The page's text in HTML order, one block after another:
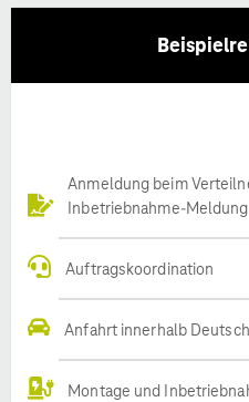
Anmeldung beim
Inbetriebnahme-Meldung
Auftragskoordination
Anfahrt innerhalb
Montage und